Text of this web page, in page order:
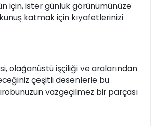
için, ister günlük görünümünüze
katmak için kıyafetlerinizi
olağanüstü işçiliği ve aralarından
çeşitli desenlerle bu
vazgeçilmez bir parçası